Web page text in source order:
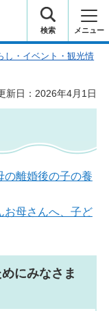
検索 メニュー
し・イベント・観光情
新日：2026年4月1日
の離婚後の子の養
お母さんへ、子ど
にみなさま